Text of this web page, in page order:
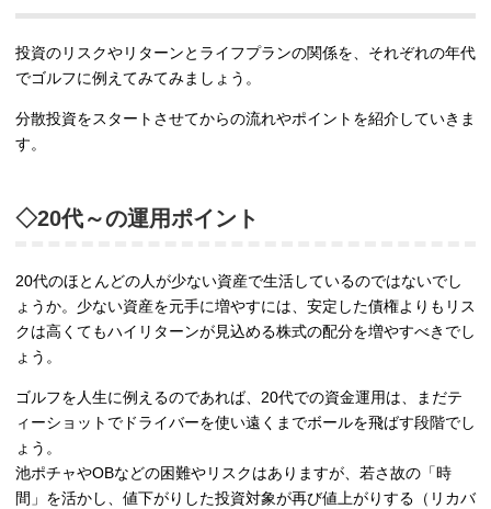
投資のリスクやリターンとライフプランの関係を、それぞれの年代
でゴルフに例えてみてみましょう。
分散投資をスタートさせてからの流れやポイントを紹介していきま
す。
◇20代～の運用ポイント
20代のほとんどの人が少ない資産で生活しているのではないでし
ょうか。少ない資産を元手に増やすには、安定した債権よりもリス
クは高くてもハイリターンが見込める株式の配分を増やすべきでし
ょう。
ゴルフを人生に例えるのであれば、20代での資金運用は、まだテ
ィーショットでドライバーを使い遠くまでボールを飛ばす段階でし
ょう。
池ポチャやOBなどの困難やリスクはありますが、若さ故の「時
間」を活かし、値下がりした投資対象が再び値上がりする（リカバ